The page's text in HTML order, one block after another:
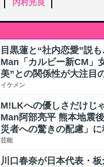
内村光良
目黒蓮と“社内恋愛”説
Man「カルビー新CM」
美”との関係性が大注目
イケメン
M!LKへの優しさだけじ
Man阿部亮平 熊本地震
災者への驚きの配慮」
芸能
川口春奈が日本代表・